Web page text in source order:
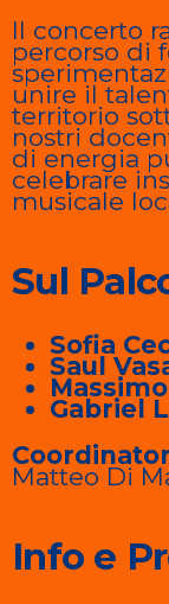
Il concerto
percorso di
unire il
territorio
nostri
di energia
celebrare
musicale
Sul
Sofia
Saul
Gabriel
Matteo Di
Info e